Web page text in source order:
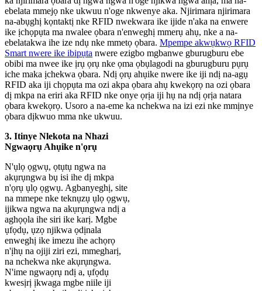
ebelata mmejọ nke ukwuu n'oge nkwenye aka. Njirimara njirimara
na-abụghị kọntaktị nke RFID nwekwara ike ijide n'aka na enwere
ike ịchọpụta ma nwalee ọbara n'enweghị mmerụ ahụ, nke a na-
ebelatakwa ihe ize ndụ nke mmetọ ọbara. Mpempe akwụkwọ RFID
Smart nwere ike ibipụta nwere ezigbo mgbanwe gburugburu ebe
obibi ma nwee ike ịrụ ọrụ nke ọma ọbụlagodi na gburugburu pụrụ
iche maka ịchekwa ọbara. Ndị ọrụ ahụike nwere ike iji ndị na-agụ
RFID aka iji chọpụta ma ozi akpa ọbara ahụ kwekọrọ na ozi ọbara
dị mkpa na eriri aka RFID nke onye ọrịa iji hụ na ndị ọrịa natara
ọbara kwekọrọ. Usoro a na-eme ka nchekwa na izi ezi nke mmịnye
ọbara dịkwuo mma nke ukwuu.
3. Itinye Nlekota na Nhazi
Ngwaọrụ Ahụike n'ọrụ
N'ụlọ ọgwụ, ọtụtụ ngwa na
akụrụngwa bụ isi ihe dị mkpa
n'ọrụ ụlọ ọgwụ. Agbanyeghị, site
na mmepe nke teknụzụ ụlọ ọgwụ,
ijikwa ngwa na akụrụngwa ndị a
aghọọla ihe siri ike karị. Mgbe
ụfọdụ, ụzọ njikwa ọdịnala
enweghị ike imezu ihe achọrọ
n'ịhụ na ojiji ziri ezi, mmegharị,
na nchekwa nke akụrụngwa.
N'ime ngwaọrụ ndị a, ụfọdụ
kwesịrị ịkwaga mgbe niile iji